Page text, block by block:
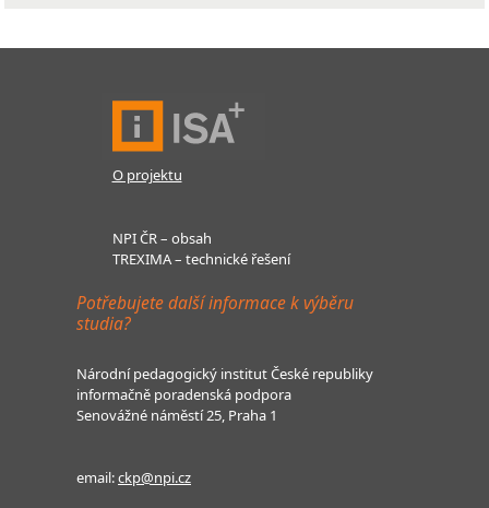
O projektu
NPI ČR – obsah
TREXIMA – technické řešení
Potřebujete další informace k výběru
studia?
Národní pedagogický institut České republiky
informačně poradenská podpora
Senovážné náměstí 25, Praha 1
email:ckp@npi.cz